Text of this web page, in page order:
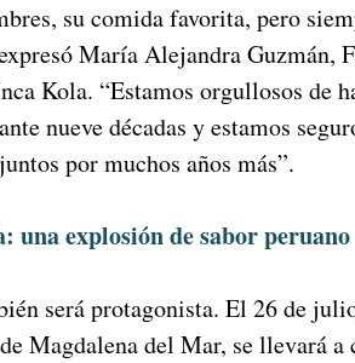
su comida favorita, pero
María Alejandra Guzmán,
Kola. “Estamos orgullosos de
nueve décadas y estamos
por muchos años más”.
explosión de sabor peruano
será protagonista. El 26 de
Magdalena del Mar, se llevará a